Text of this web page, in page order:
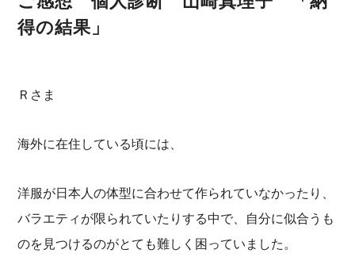
得の結果」
Ｒさま
海外に在住している頃には、
洋服が日本人の体型に合わせて作られていなかったり、
バラエティが限られていたりする中で、自分に似合うも
のを見つけるのがとても難しく困っていました。